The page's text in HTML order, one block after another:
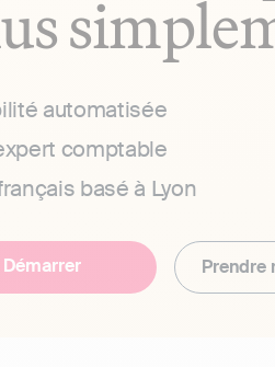
automatisée
comptable
basé à Lyon
Démarrer Prendre